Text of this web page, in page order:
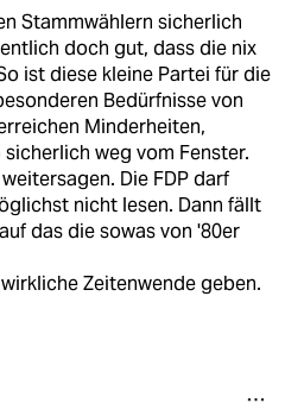
Stammwählern sicherlich
doch gut, dass die nix
ist diese kleine Partei für die
Bedürfnisse von
Minderheiten,
weg vom Fenster.
Die FDP darf
nicht lesen. Dann fällt
das die sowas von '80er
Zeitenwende geben.